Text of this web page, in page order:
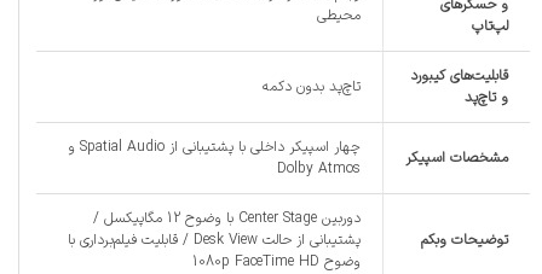
و حسگرهای
لپ‌تاپ
محیطی
قابلیت‌های کیبورد
و تاچ‌پد
تاچ‌پد بدون دکمه
مشخصات اسپیکر
چهار اسپیکر داخلی با پشتیبانی از Spatial Audio و
Dolby Atmos
توضیحات وبکم
دوربین Center Stage با وضوح 12 مگاپیکسل /
پشتیبانی از حالت Desk View / قابلیت فیلم‌برداری با
وضوح 1080p FaceTime HD